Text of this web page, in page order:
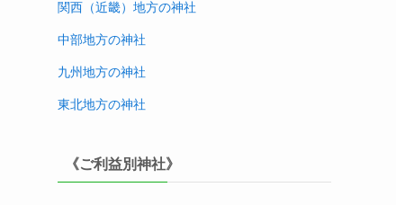
関西（近畿）地方の神社
中部地方の神社
九州地方の神社
東北地方の神社
《ご利益別神社》